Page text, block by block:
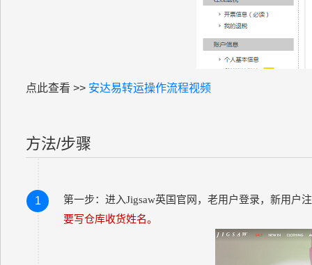
点此查看 >> 安达易转运操作流程视频
方法/步骤
1 第一步：进入Jigsaw英国官网， 老用户登录，新用户
要写仓库收货姓名。